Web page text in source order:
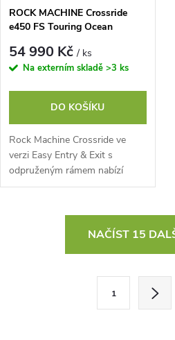
ROCK MACHINE Crossride
e450 FS Touring Ocean
54 990 Kč/ ks
Na externím skladě >3 ks
DO KOŠÍKU
Rock Machine Crossride ve
verzi Easy Entry & Exit s
odpruženým rámem nabízí
jízdní vlastnosti skutečného
městského cruiseru. Díky...
NAČÍST 15
1